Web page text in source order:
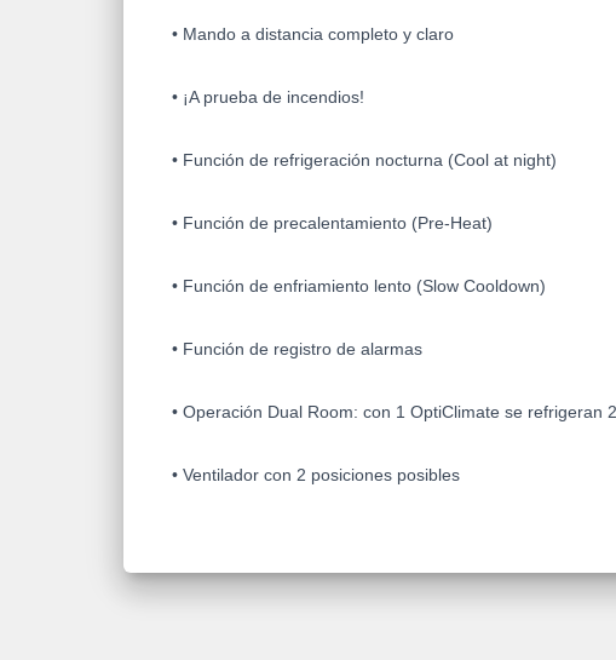
• Mando a distancia completo y claro
• ¡A prueba de incendios!
• Función de refrigeración nocturna (Cool at night)
• Función de precalentamiento (Pre-Heat)
• Función de enfriamiento lento (Slow Cooldown)
• Función de registro de alarmas
• Operación Dual Room: con 1 OptiClimate se refrigeran
• Ventilador con 2 posiciones posibles